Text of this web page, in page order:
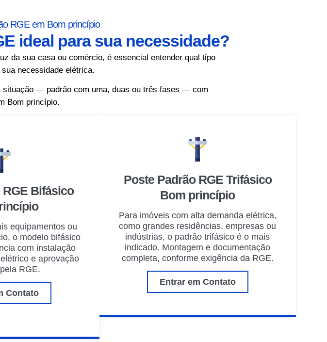
RGE em Bom princípio
ideal para sua necessidade?
da sua casa ou comércio, é essencial entender qual tipo
necessidade elétrica.
situação — padrão com uma, duas ou três fases — com
Bom princípio.
Bifásico
equipamentos ou
o modelo bifásico
com instalação
e aprovação
RGE.
Contato
Poste Padrão RGE Trifásico
Bom princípio
Para imóveis com alta demanda elétrica,
como grandes residências, empresas ou
indústrias, o padrão trifásico é o mais
indicado. Montagem e documentação
completa, conforme exigência da RGE.
Entrar em Contato